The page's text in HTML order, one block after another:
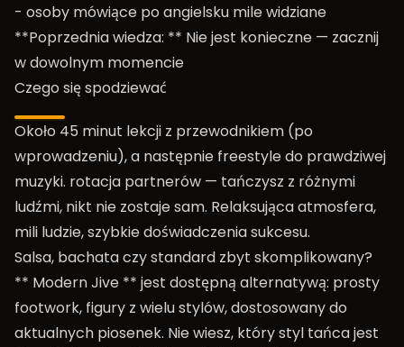
- osoby mówiące po angielsku mile widziane
**Poprzednia wiedza: ** Nie jest konieczne — zacznij
w dowolnym momencie
Czego się spodziewać
Około 45 minut lekcji z przewodnikiem (po
wprowadzeniu), a następnie freestyle do prawdziwej
muzyki. rotacja partnerów — tańczysz z różnymi
ludźmi, nikt nie zostaje sam. Relaksująca atmosfera,
mili ludzie, szybkie doświadczenia sukcesu.
Salsa, bachata czy standard zbyt skomplikowany?
** Modern Jive ** jest dostępną alternatywą: prosty
footwork, figury z wielu stylów, dostosowany do
aktualnych piosenek. Nie wiesz, który styl tańca jest